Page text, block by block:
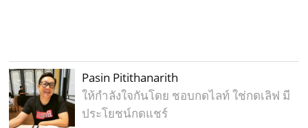
Pasin Pitithanarith
ให้กำลังใจกันโดย ชอบกดไลท์ ใช่กดเลิฟ มี
ประโยชน์กดแชร์